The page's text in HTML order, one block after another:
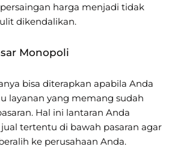
harga menjadi tidak
dikendalikan.
Monopoli
bisa diterapkan apabila Anda
layanan yang memang sudah
Hal ini lantaran Anda
tertentu di bawah pasaran agar
ke perusahaan Anda.